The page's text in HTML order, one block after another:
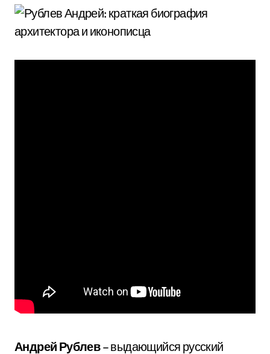
Андрей Рублев– выдающийся русский